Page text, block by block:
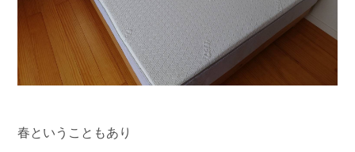
春ということもあり